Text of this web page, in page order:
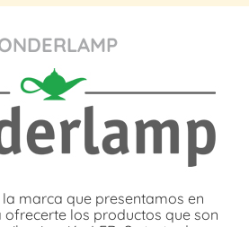
marca que presentamos en
los productos que son